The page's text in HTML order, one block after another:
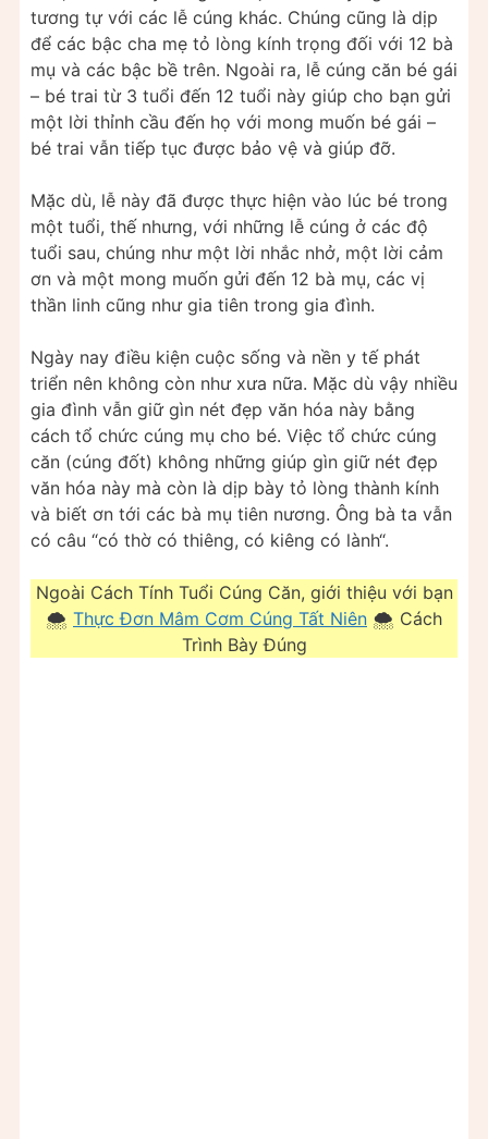
tương tự với các lễ cúng khác. Chúng cũng là dịp
để các bậc cha mẹ tỏ lòng kính trọng đối với 12 bà
mụ và các bậc bề trên. Ngoài ra, lễ cúng căn bé gái
– bé trai từ 3 tuổi đến 12 tuổi này giúp cho bạn gửi
một lời thỉnh cầu đến họ với mong muốn bé gái –
bé trai vẫn tiếp tục được bảo vệ và giúp đỡ.
Mặc dù, lễ này đã được thực hiện vào lúc bé trong
một tuổi, thế nhưng, với những lễ cúng ở các độ
tuổi sau, chúng như một lời nhắc nhở, một lời cảm
ơn và một mong muốn gửi đến 12 bà mụ, các vị
thần linh cũng như gia tiên trong gia đình.
Ngày nay điều kiện cuộc sống và nền y tế phát
triển nên không còn như xưa nữa. Mặc dù vậy nhiều
gia đình vẫn giữ gìn nét đẹp văn hóa này bằng
cách tổ chức cúng mụ cho bé. Việc tổ chức cúng
căn (cúng đốt) không những giúp gìn giữ nét đẹp
văn hóa này mà còn là dịp bày tỏ lòng thành kính
và biết ơn tới các bà mụ tiên nương. Ông bà ta vẫn
có câu “có thờ có thiêng, có kiêng có lành“.
Ngoài Cách Tính Tuổi Cúng Căn, giới thiệu với bạn
🌨 Thực Đơn Mâm Cơm Cúng Tất Niên 🌨 Cách
Trình Bày Đúng